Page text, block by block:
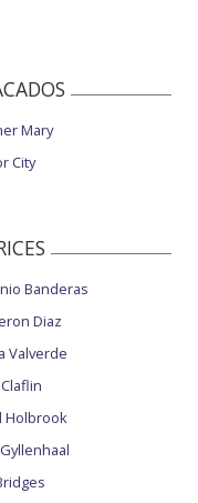
Mary
City
Banderas
Diaz
Valverde
Holbrook